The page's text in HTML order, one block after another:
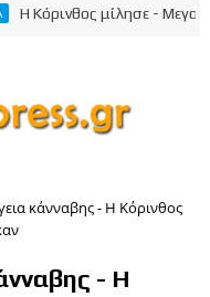
μίλησε -
κάνναβης - Η Κόρινθος
- Η